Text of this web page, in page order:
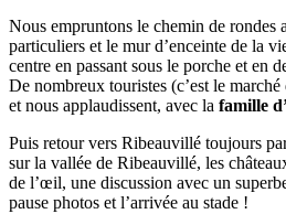
Nous empruntons le chemin de rondes
particuliers et le mur d’enceinte de la
centre en passant sous le porche et en
De nombreux touristes (c’est le
et nous applaudissent, avec la famille
Puis retour vers Ribeauvillé toujours
sur la vallée de Ribeauvillé, les
de l’œil, une discussion avec un
pause photos et l’arrivée au stade !